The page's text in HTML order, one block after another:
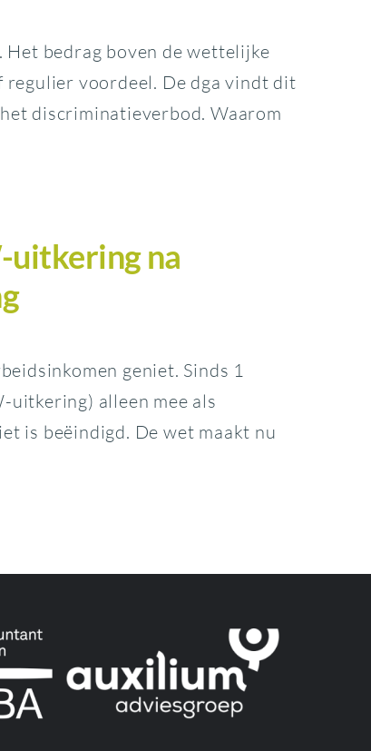
Het bedrag boven de wettelijke
voordeel. De dga vindt dit
discriminatieverbod. Waarom
uitkering na
geniet. Sinds 1
alleen mee als
is beëindigd. De wet maakt nu